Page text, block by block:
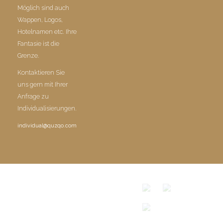
Möglich sind auch
Wappen, Logos,
Hotelnamen etc. Ihre
Fantasie ist die
Grenze.
Kontaktieren Sie
uns gern mit Ihrer
Anfrage zu
Individualisierungen.
individual@quzqo.com